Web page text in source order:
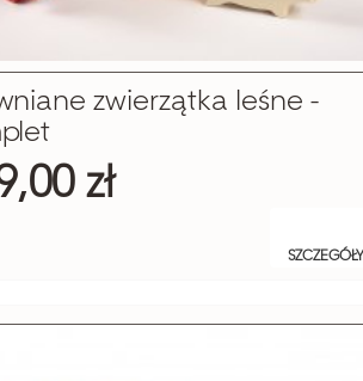
zwierzątka leśne -
zł
SZCZEGÓŁY